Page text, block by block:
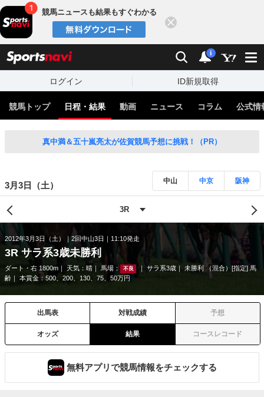
競馬ニュースも結果もすぐわかる
検索 通知
i
ログイン ID新規取得
競馬トップ 日程・結果 動画 ニュース コラム 公式情
真中満＆五十嵐亮太が佐賀競馬予想に挑戦！（PR）
3月3日（土） 中山 中京 阪神
2012年3月3日（土） 2回中山3日 11:10発走
3R サラ系3歳未勝利
ダート・右 1800m 天気： 晴 馬場： 不良 サラ系3歳
未勝利 （混合）[指定] 馬
齢
本賞金：500、200、130、75、50万円
出馬表 対戦成績 予想
オッズ 結果 コースレコード
無料アプリで競馬情報をチェックする